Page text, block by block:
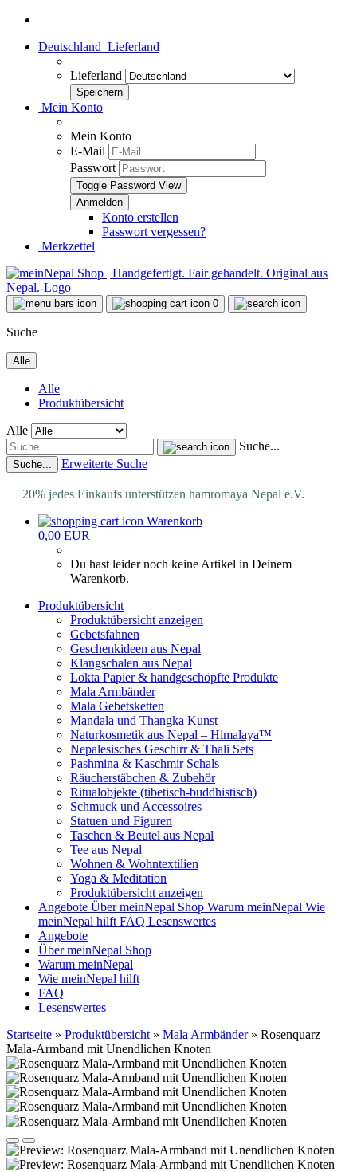
Deutschland Lieferland
Lieferland
Mein Konto
Mein Konto
E-Mail
Passwort
Toggle Password View
Konto erstellen
Passwort vergessen?
Merkzettel
0
Suche
Alle
Alle
Produktübersicht
Alle
Suche...
Suche... Erweiterte Suche
20% jedes Einkaufs unterstützen hamromaya Nepal e.V.
Warenkorb
0,00 EUR
Du hast leider noch keine Artikel in Deinem
Warenkorb.
Produktübersicht
Produktübersicht anzeigen
Gebetsfahnen
Geschenkideen aus Nepal
Klangschalen aus Nepal
Lokta Papier & handgeschöpfte Produkte
Mala Armbänder
Mala Gebetsketten
Mandala und Thangka Kunst
Naturkosmetik aus Nepal – Himalaya™
Nepalesisches Geschirr & Thali Sets
Pashmina & Kaschmir Schals
Räucherstäbchen & Zubehör
Ritualobjekte (tibetisch-buddhistisch)
Schmuck und Accessoires
Statuen und Figuren
Taschen & Beutel aus Nepal
Tee aus Nepal
Wohnen & Wohntextilien
Yoga & Meditation
Produktübersicht anzeigen
Angebote Über meinNepal Shop Warum meinNepal Wie
meinNepal hilft FAQ Lesenswertes
Angebote
Über meinNepal Shop
Warum meinNepal
Wie meinNepal hilft
FAQ
Lesenswertes
Startseite » Produktübersicht » Mala Armbänder » Rosenquarz
Mala-Armband mit Unendlichen Knoten